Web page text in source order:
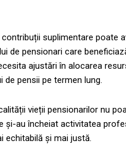
suplimentare poate
de pensionari care
ajustări în alocarea
pensii pe termen lung.
vieții pensionarilor nu
au încheiat activitatea
echitabilă și mai justă.